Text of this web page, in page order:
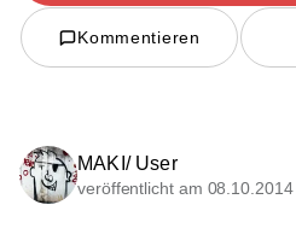
Kommentieren
MAKI/ User
veröffentlicht am 08.10.2014